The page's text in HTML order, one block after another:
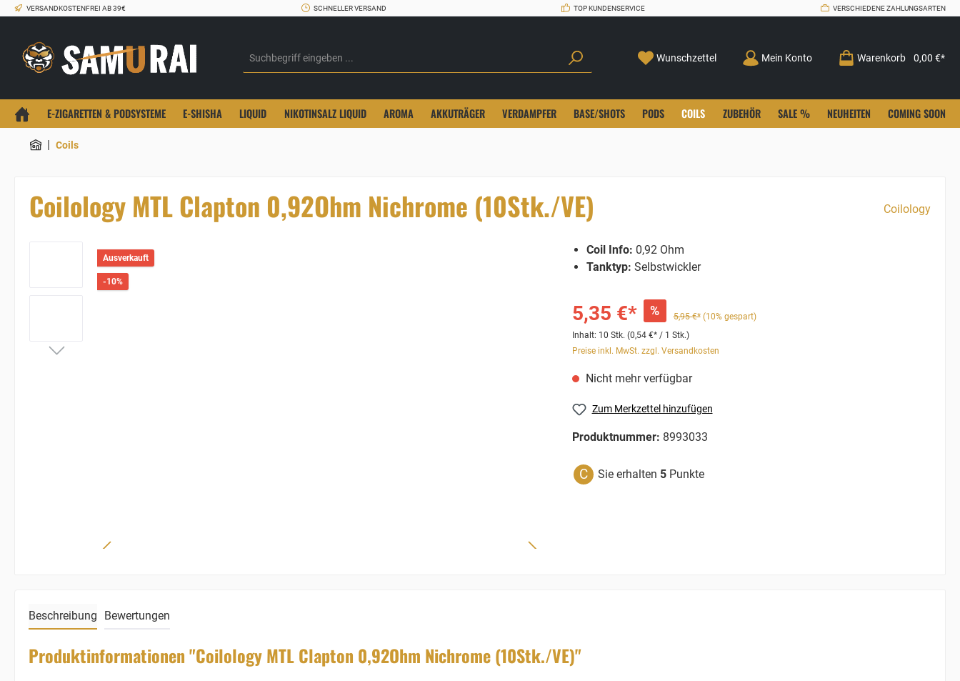
VERSANDKOSTENFREI AB 39€ SCHNELLER VERSAND TOP KUNDENSERVICE VERSCHIEDENE ZAHLUNGSARTEN
Wunschzettel Mein Konto Warenkorb 0,00 €*
E-ZIGARETTEN & PODSYSTEME E-SHISHA LIQUID NIKOTINSALZ LIQUID AROMA AKKUTRÄGER VERDAMPFER BASE/SHOTS PODS COILS ZUBEHÖR SALE % NEUHEITEN COMING SOON
| Coils
Coilology MTL Clapton 0,92Ohm Nichrome (10Stk./VE) Coilology
Ausverkauft
-10%
Coil Info: 0,92 Ohm
Tanktyp: Selbstwickler
5,35 €* % 5,95 €* (10% gespart)
Inhalt: 10 Stk. (0,54 €* / 1 Stk.)
Preise inkl. MwSt. zzgl. Versandkosten
Nicht mehr verfügbar
Zum Merkzettel hinzufügen
Produktnummer: 8993033
C Sie erhalten 5 Punkte
Beschreibung Bewertungen
Produktinformationen "Coilology MTL Clapton 0,92Ohm Nichrome (10Stk./VE)"